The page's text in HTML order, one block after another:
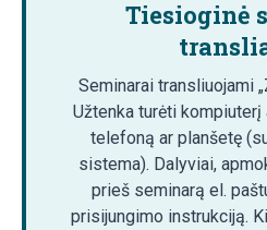
Tiesioginė
Seminarai transliuojami
Užtenka turėti
telefoną ar planšetę
sistema). Dalyviai,
prieš seminarą el.
prisijungimo instrukciją.